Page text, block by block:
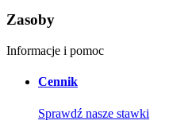
Zasoby
Informacje i pomoc
Cennik
Sprawdź nasze stawki